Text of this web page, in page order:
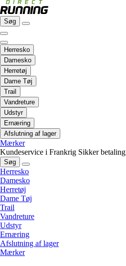
Søg
Herresko
Damesko
Herretøj
Dame Tøj
Trail
Vandreture
Udstyr
Ernæring
Afslutning af lager
Mærker
Kundeservice i Frankrig Sikker betaling
Søg
Herresko
Damesko
Herretøj
Dame Tøj
Trail
Vandreture
Udstyr
Ernæring
Afslutning af lager
Mærker